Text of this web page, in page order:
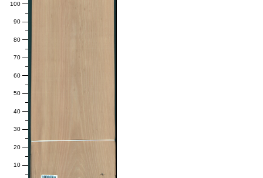
10
20
30
40
50
60
70
80
90
100